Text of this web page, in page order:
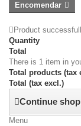
Encomendar
Product
Quantity
Total
There is 1 item in
Total products (tax
Total (tax excl.)
Continue
Menu